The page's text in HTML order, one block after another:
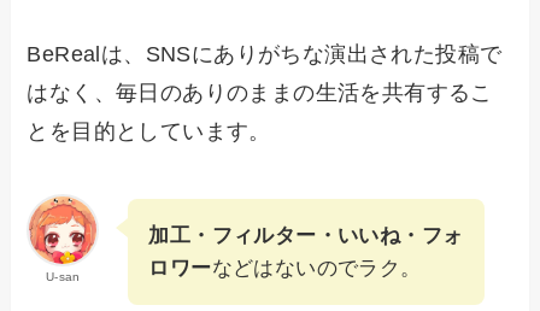
BeRealは、SNSにありがちな演出された投稿で
はなく、毎日のありのままの生活を共有するこ
とを目的としています。
U-san
加工・フィルター・いいね・フォ
ロワーなどはないのでラク。